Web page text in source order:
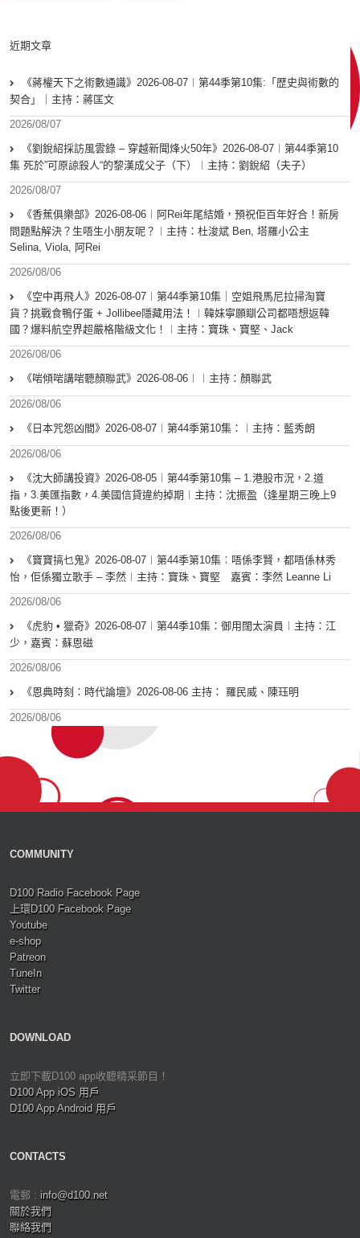
近期文章
《蔣權天下之術數通識》2026-08-07︱第44季第10集:「歴史與術數的
契合」｜主持：蔣匡文
2026/08/07
《劉銳紹採訪風雲錄 – 穿越新聞烽火50年》2026-08-07︱第44季第10
集 死於”可原諒殺人“的黎漢成父子（下）︱主持：劉銳紹（夫子）
2026/08/07
《香蕉俱樂部》2026-08-06︱阿Rei年尾結婚，預祝佢百年好合！新房
問題點解決？生唔生小朋友呢？︱主持：杜浚斌 Ben, 塔羅小公主
Selina, Viola, 阿Rei
2026/08/06
《空中再飛人》2026-08-07︱第44季第10集｜空姐飛馬尼拉掃淘寶
貨？挑戰食鴨仔蛋 + Jollibee隱藏用法！︱韓妹寧願瞓公司都唔想返韓
國？爆料航空界超嚴格階級文化！︱主持：寶珠、寶堅、Jack
2026/08/06
《啱傾啱講啱聽顏聯武》2026-08-06︱︱主持：顏聯武
2026/08/06
《日本咒怨凶間》2026-08-07︱第44季第10集：︱主持：藍秀朗
2026/08/06
《沈大師講投資》2026-08-05︱第44季第10集 – 1.港股市況，2.道
指，3.美匯指數，4.美國信貸違約掉期︱主持：沈振盈（逢星期三晚上9
點後更新！）
2026/08/06
《寶寶搞乜鬼》2026-08-07︱第44季第10集︰唔係李賢，都唔係林秀
怡，佢係獨立歌手 – 李然︱主持：寶珠、寶堅 嘉賓：李然 Leanne Li
2026/08/06
《虎豹 • 獵奇》2026-08-07︱第44季10集：御用闊太演員︱主持：江
少，嘉賓：蘇恩磁
2026/08/06
《恩典時刻：時代論壇》2026-08-06 主持： 羅民威、陳珏明
2026/08/06
COMMUNITY
D100 Radio Facebook Page
上環D100 Facebook Page
Youtube
e-shop
Patreon
TuneIn
Twitter
DOWNLOAD
立即下載D100 app收聽精采節目！
D100 App iOS 用戶
D100 App Android 用戶
CONTACTS
電郵 : info@d100.net
關於我們
聯絡我們